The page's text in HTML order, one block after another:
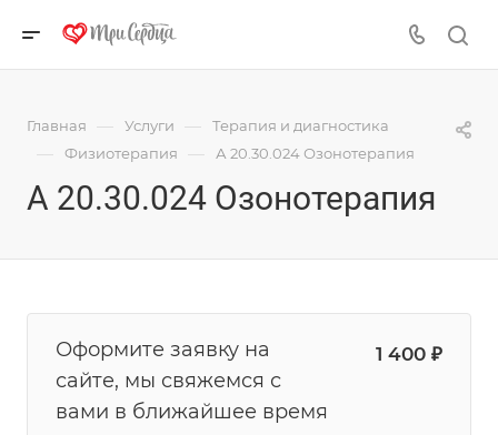
Главная — Услуги — Терапия и диагностика
— Физиотерапия — А 20.30.024 Озонотерапия
А 20.30.024 Озонотерапия
Оформите заявку на
сайте, мы свяжемся с
вами в ближайшее время
1 400 ₽